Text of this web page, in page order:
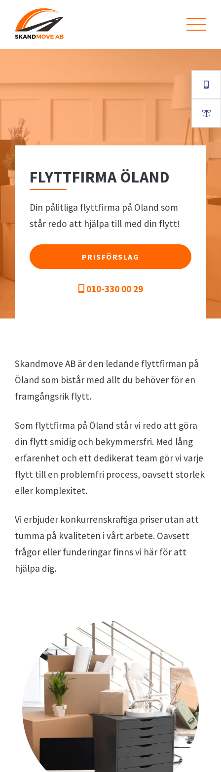
FLYTTFIRMA ÖLAND
Din pålitliga flyttfirma på Öland som
står redo att hjälpa till med din flytt!
PRISFÖRSLAG
010-330 00 29
Skandmove AB är den ledande flyttfirman på
Öland som bistår med allt du behöver för en
framgångsrik flytt.
Som flyttfirma på Öland står vi redo att göra
din flytt smidig och bekymmersfri. Med lång
erfarenhet och ett dedikerat team gör vi varje
flytt till en problemfri process, oavsett storlek
eller komplexitet.
Vi erbjuder konkurrenskraftiga priser utan att
tumma på kvaliteten i vårt arbete. Oavsett
frågor eller funderingar finns vi här för att
hjälpa dig.